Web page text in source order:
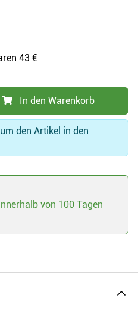
43 €
In den Warenkorb
den Artikel in den
von 100 Tagen